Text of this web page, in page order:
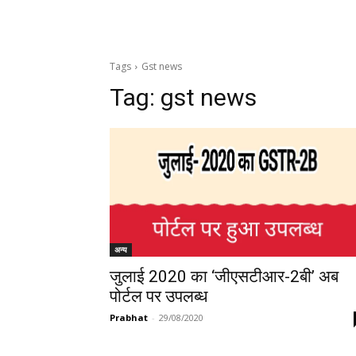
Tags Gst news
Tag: gst news
अन्य
जुलाई 2020 का ‘जीएसटीआर-2बी’ अब
पोर्टल पर उपलब्‍ध
Prabhat - 29/08/2020